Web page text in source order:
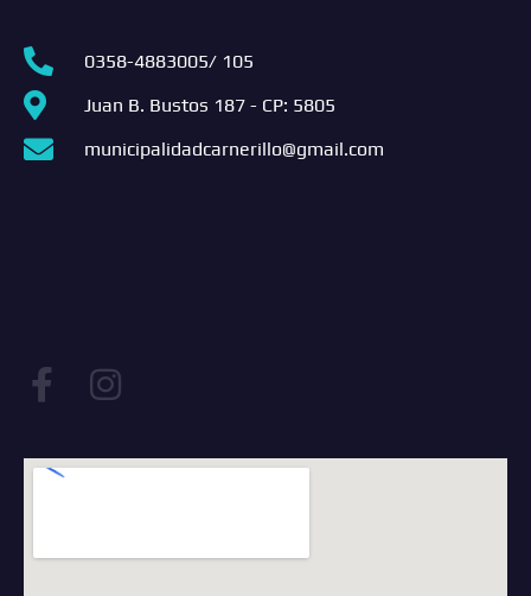
0358-4883005/ 105
Juan B. Bustos 187 - CP: 5805
municipalidadcarnerillo@gmail.com